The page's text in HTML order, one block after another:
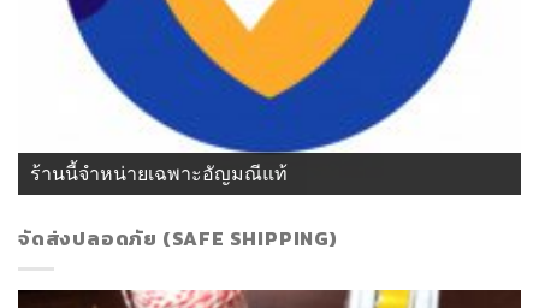
ร้านนี้จำหน่ายเฉพาะอัญมณีแท้
จัดส่งปลอดภัย (SAFE SHIPPING)